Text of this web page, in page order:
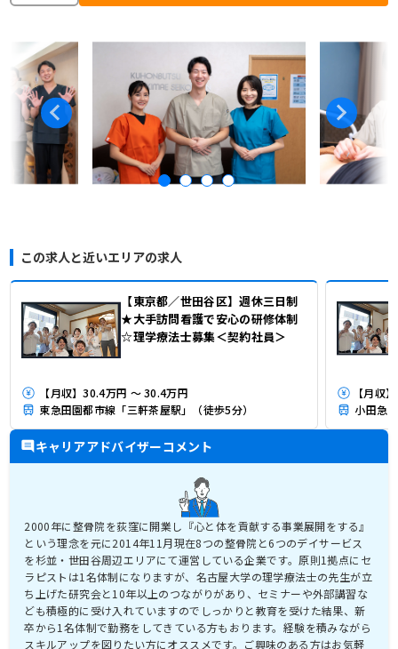
この求人と近いエリアの求人
【東京都／世田谷区】週休三日制
★大手訪問看護で安心の研修体制
☆理学療法士募集＜契約社員＞
【月収】30.4万円 ～ 30.4万円
東急田園都市線「三軒茶屋駅」（徒歩5分）
小田急
キャリアアドバイザーコメント
2000年に整骨院を荻窪に開業し『心と体を貢献する事業展開をする』
という理念を元に2014年11月現在8つの整骨院と6つのデイサービス
を杉並・世田谷周辺エリアにて運営している企業です。原則1拠点にセ
ラピストは1名体制になりますが、名古屋大学の理学療法士の先生が立
ち上げた研究会と10年以上のつながりがあり、セミナーや外部講習な
ども積極的に受け入れていますのでしっかりと教育を受けた結果、新
卒から1名体制で勤務をしてきている方もおります。経験を積みながら
スキルアップを図りたい方にオススメです。ご興味のある方はお気軽